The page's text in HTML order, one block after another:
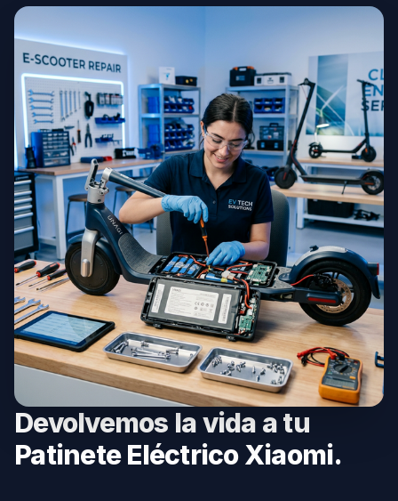
Devolvemos la vida a tu
Patinete Eléctrico Xiaomi.